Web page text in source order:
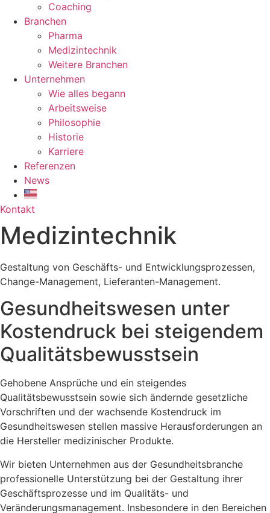
Coaching
Branchen
Pharma
Medizintechnik
Weitere Branchen
Unternehmen
Wie alles begann
Arbeitsweise
Philosophie
Historie
Karriere
Referenzen
News
Kontakt
Medizintechnik
Gestaltung von Geschäfts- und Entwicklungsprozessen,
Change-Management, Lieferanten-Management.
Gesundheitswesen unter
Kostendruck bei steigendem
Qualitätsbewusstsein
Gehobene Ansprüche und ein steigendes
Qualitätsbewusstsein sowie sich ändernde gesetzliche
Vorschriften und der wachsende Kostendruck im
Gesundheitswesen stellen massive Herausforderungen an
die Hersteller medizinischer Produkte.
Wir bieten Unternehmen aus der Gesundheitsbranche
professionelle Unterstützung bei der Gestaltung ihrer
Geschäftsprozesse und im Qualitäts- und
Veränderungsmanagement. Insbesondere in den Bereichen